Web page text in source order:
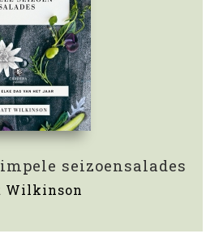
seizoensalades
Wilkinson